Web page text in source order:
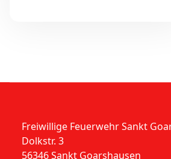
Freiwillige Feuerwehr Sankt
Dolkstr. 3
56346 Sankt Goarshausen